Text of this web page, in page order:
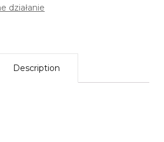
działanie
Description